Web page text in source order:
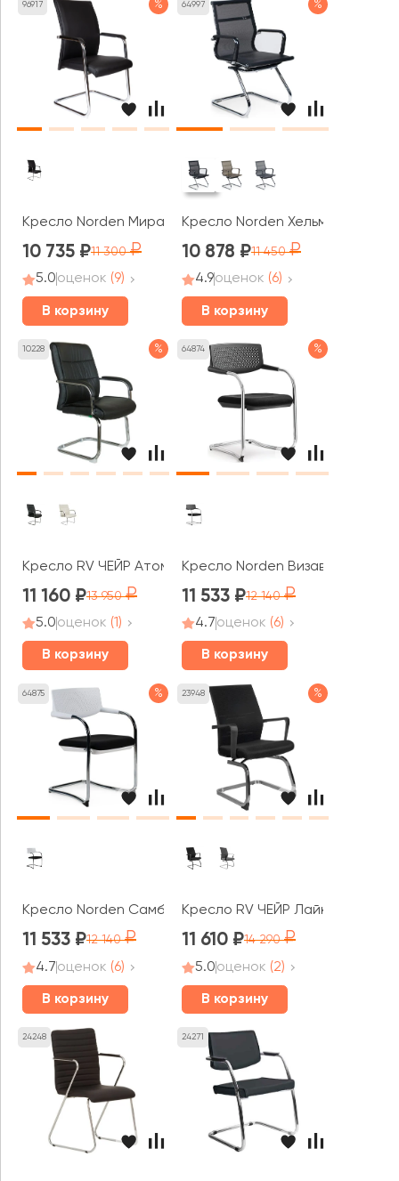
96917 %
Кресло Norden Мира блэк CF / Myra CF black
10 735 11 300
5.0оценок (9)
В корзину
64997 %
Кресло Norden Хельмут CF
10 878 11 450
4.9оценок (6)
В корзину
10228 %
Кресло RV ЧЕЙР Атом / Atom (9249-4)
11 160 13 950
5.0оценок (1)
В корзину
64874 %
Кресло Norden Визави / Visavi
11 533 12 140
4.7оценок (6)
В корзину
64875 %
Кресло Norden Самба white CF
11 533 12 140
4.7оценок (6)
В корзину
23948 %
Кресло RV ЧЕЙР Лайк / Like
11 610 14 290
5.0оценок (2)
В корзину
24248 24271